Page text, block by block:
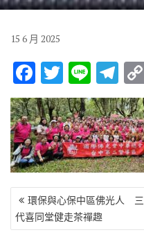
15 6 月 2025
F
ac
e
b
o
o
k
T
w
it
te
r
Li
n
e
T
el
e
gr
a
m
文
章
導
環保與心保中區佛光人 三
代喜同堂健走茶禪趣